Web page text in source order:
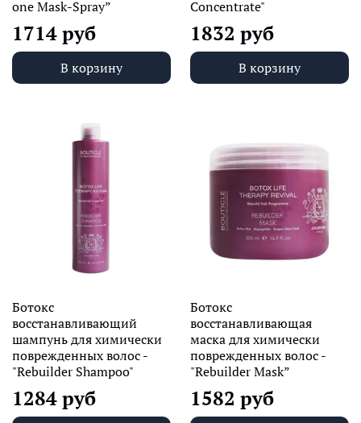
one Mask-Spray”
1714 руб
В корзину
Concentrate"
1832 руб
В корзину
Ботокс
восстанавливающий
шампунь для химически
поврежденных волос -
"Rebuilder Shampoo"
1284 руб
Ботокс
восстанавливающая
маска для химически
поврежденных волос -
"Rebuilder Mask”
1582 руб